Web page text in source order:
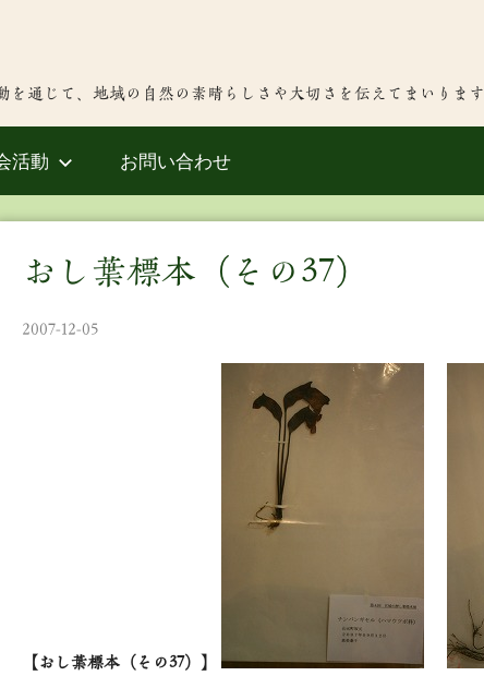
通じて、地域の自然の素晴らしさや大切さを伝えてまいります
活動 お問い合わせ
おし葉標本（その37）
2007-12-05
【おし葉標本（その37）】